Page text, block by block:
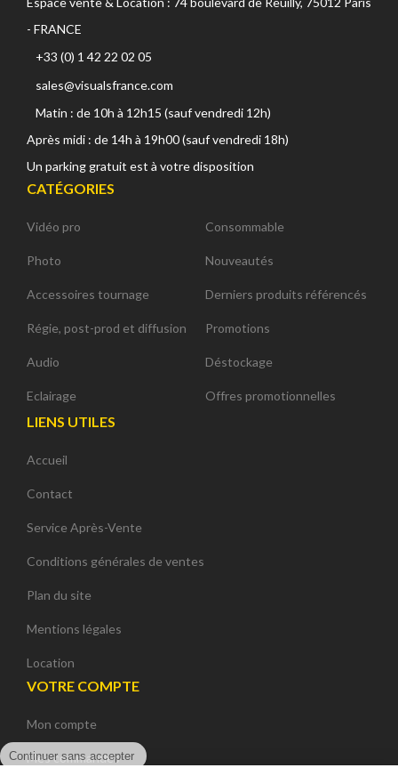
- FRANCE
+33 (0) 1 42 22 02 05
sales@visualsfrance.com
Matin : de 10h à 12h15 (sauf vendredi 12h)
Après midi : de 14h à 19h00 (sauf vendredi 18h)
Un parking gratuit est à votre disposition
CATÉGORIES
Vidéo pro
Photo
Accessoires tournage
Régie, post-prod et diffusion
Audio
Eclairage
Consommable
Nouveautés
Derniers produits référencés
Promotions
Déstockage
Offres promotionnelles
LIENS UTILES
Accueil
Contact
Service Après-Vente
Conditions générales de ventes
Plan du site
Mentions légales
Location
VOTRE COMPTE
Mon compte
Mes commandes
Continuer sans accepter